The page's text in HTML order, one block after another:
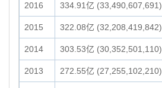
2016 334.91亿 (33,490,607,691)
2015 322.08亿 (32,208,419,842)
2014 303.53亿 (30,352,501,110)
2013 272.55亿 (27,255,102,210)